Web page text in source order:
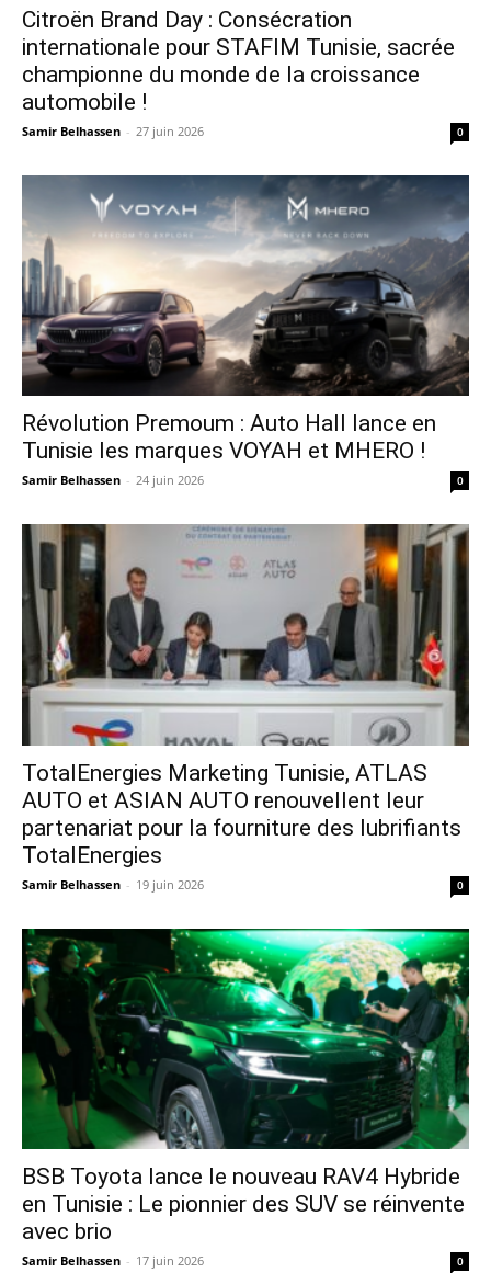
Citroën Brand Day : Consécration
internationale pour STAFIM Tunisie, sacrée
championne du monde de la croissance
automobile !
Samir Belhassen - 27 juin 2026 0
Révolution Premoum : Auto Hall lance en
Tunisie les marques VOYAH et MHERO !
Samir Belhassen - 24 juin 2026 0
TotalEnergies Marketing Tunisie, ATLAS
AUTO et ASIAN AUTO renouvellent leur
partenariat pour la fourniture des lubrifiants
TotalEnergies
Samir Belhassen - 19 juin 2026 0
​BSB Toyota lance le nouveau RAV4 Hybride
en Tunisie : Le pionnier des SUV se réinvente
avec brio
Samir Belhassen - 17 juin 2026 0